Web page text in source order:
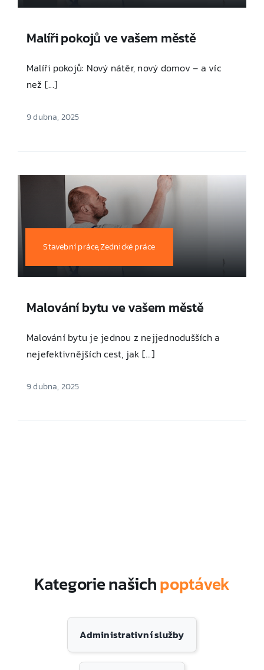
Malíři pokojů ve vašem městě
Malíři pokojů: Nový nátěr, nový domov – a víc
než [...]
9 dubna, 2025
Stavební práce,Zednické práce
Malování bytu ve vašem městě
Malování bytu je jednou z nejjednodušších a
nejefektivnějších cest, jak [...]
9 dubna, 2025
Kategorie našichpoptávek
Administrativní služby